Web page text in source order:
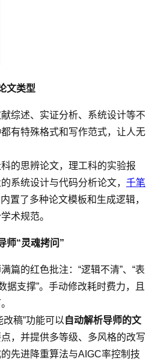
文类型
综述、实证分析、系统设计等不
有特殊格式和写作范式，让人无
的思辨论文，理工科的实验报
系统设计与代码分析论文， 千笔
置了多种论文模板和生成逻辑，
术规范。
师“灵魂拷问”
篇的红色批注：“逻辑不清”、“表
据支撑”。手动修改耗时费力，且
改稿”功能可以 自动解析导师的文
，并提供多等级、多风格的改写
先进降重算法与AIGC率控制技